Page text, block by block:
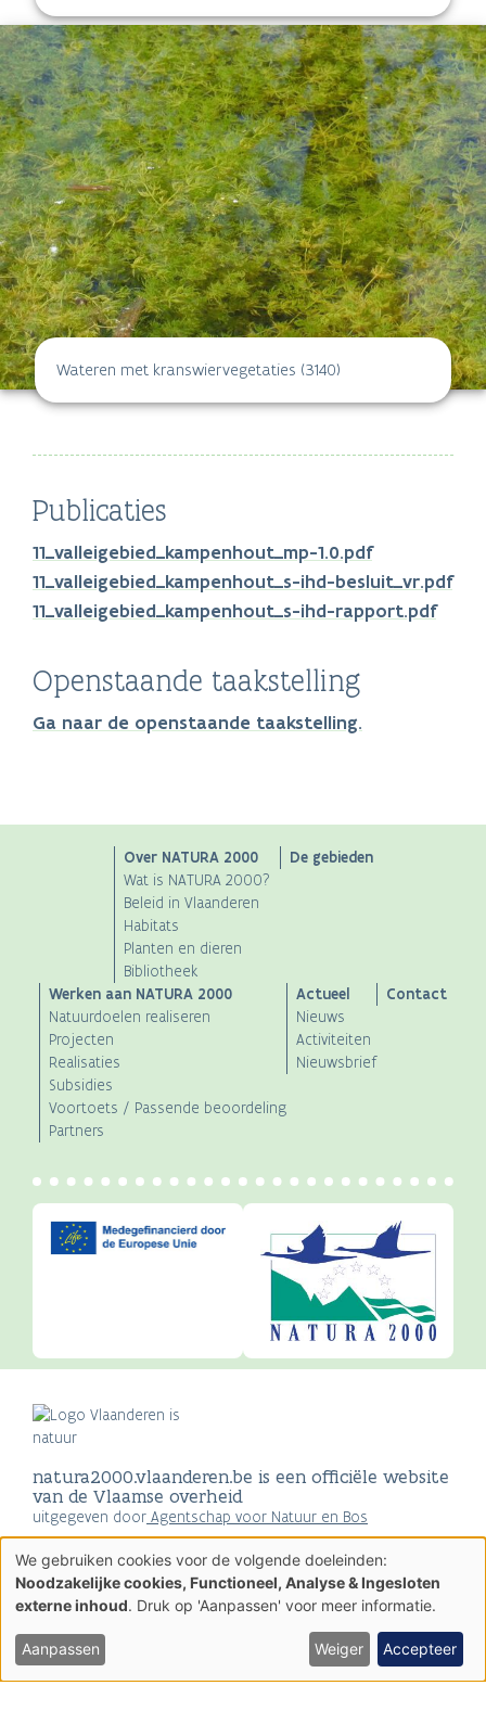
Wateren met kranswiervegetaties (3140)
Publicaties
11_valleigebied_kampenhout_mp-1.0.pdf
11_valleigebied_kampenhout_s-ihd-besluit_vr.pdf
11_valleigebied_kampenhout_s-ihd-rapport.pdf
Openstaande taakstelling
Ga naar de openstaande taakstelling.
navigation
Over NATURA 2000
Wat is NATURA 2000?
Beleid in Vlaanderen
Habitats
Planten en dieren
Bibliotheek
De gebieden
Werken aan NATURA 2000
Natuurdoelen realiseren
Projecten
Realisaties
Subsidies
Voortoets / Passende beoordeling
Partners
Actueel
Nieuws
Activiteiten
Nieuwsbrief
Contact
natura2000.vlaanderen.be is een officiële website
van de Vlaamse overheid
uitgegeven door Agentschap voor Natuur en Bos
Privacyverklaring
Over Vlaanderen.be
Disclaimer
AGENTSCHAP
NATUUR & BOS
Gebruik
van
persoonsgegevens
cookies
We gebruiken cookies voor de volgende doeleinden:
Noodzakelijke cookies, Functioneel, Analyse & Ingesloten
externe inhoud. Druk op 'Aanpassen' voor meer informatie.
Aanpassen Weiger Accepteer